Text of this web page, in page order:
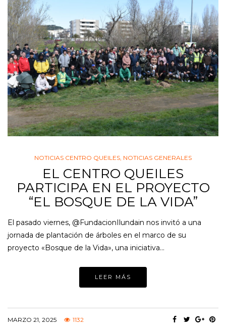
NOTICIAS CENTRO QUEILES, NOTICIAS GENERALES
EL CENTRO QUEILES
PARTICIPA EN EL PROYECTO
“EL BOSQUE DE LA VIDA”
El pasado viernes, @FundacionIlundain nos invitó a una
jornada de plantación de árboles en el marco de su
proyecto «Bosque de la Vida», una iniciativa…
LEER MÁS
MARZO 21, 2025 1132